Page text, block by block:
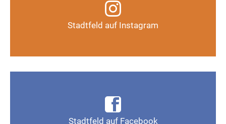
Stadtfeld auf Instagram
Instagram-Kanal
Auf Instagram folgen
Stadtfeld auf Facebook
Seite Magdeburg-Stadtfeld